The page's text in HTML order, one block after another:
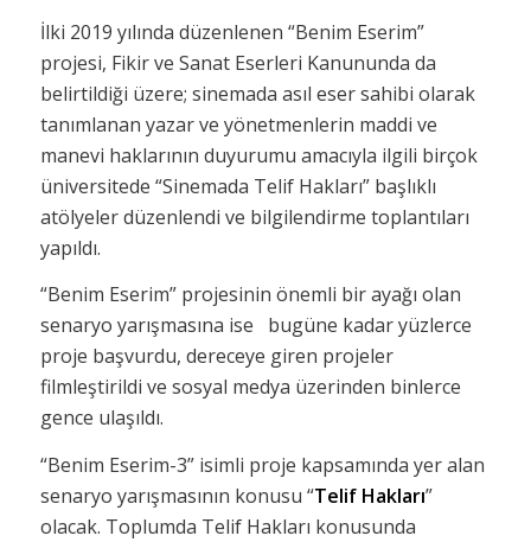
İlki 2019 yılında düzenlenen “Benim Eserim”
projesi, Fikir ve Sanat Eserleri Kanununda da
belirtildiği üzere; sinemada asıl eser sahibi olarak
tanımlanan yazar ve yönetmenlerin maddi ve
manevi haklarının duyurumu amacıyla ilgili birçok
üniversitede “Sinemada Telif Hakları” başlıklı
atölyeler düzenlendi ve bilgilendirme toplantıları
yapıldı.
“Benim Eserim” projesinin önemli bir ayağı olan
senaryo yarışmasına ise bugüne kadar yüzlerce
proje başvurdu, dereceye giren projeler
filmleştirildi ve sosyal medya üzerinden binlerce
gence ulaşıldı.
“Benim Eserim-3” isimli proje kapsamında yer alan
senaryo yarışmasının konusu “Telif Hakları”
olacak. Toplumda Telif Hakları konusunda